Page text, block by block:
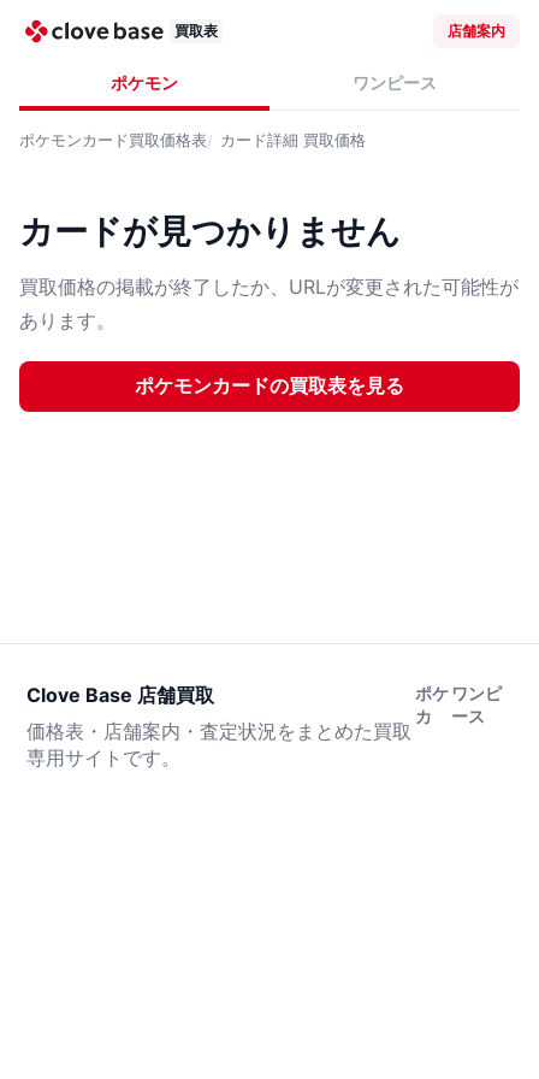
買取表 店舗案内
ポケモン ワンピース
ポケモンカード買取価格表 カード詳細 買取価格
カードが見つかりません
買取価格の掲載が終了したか、URLが変更された可能性が
あります。
ポケモンカードの買取表を見る
Clove Base 店舗買取
価格表・店舗案内・査定状況をまとめた買取
専用サイトです。
ポケ
カ
ワンピ
ース